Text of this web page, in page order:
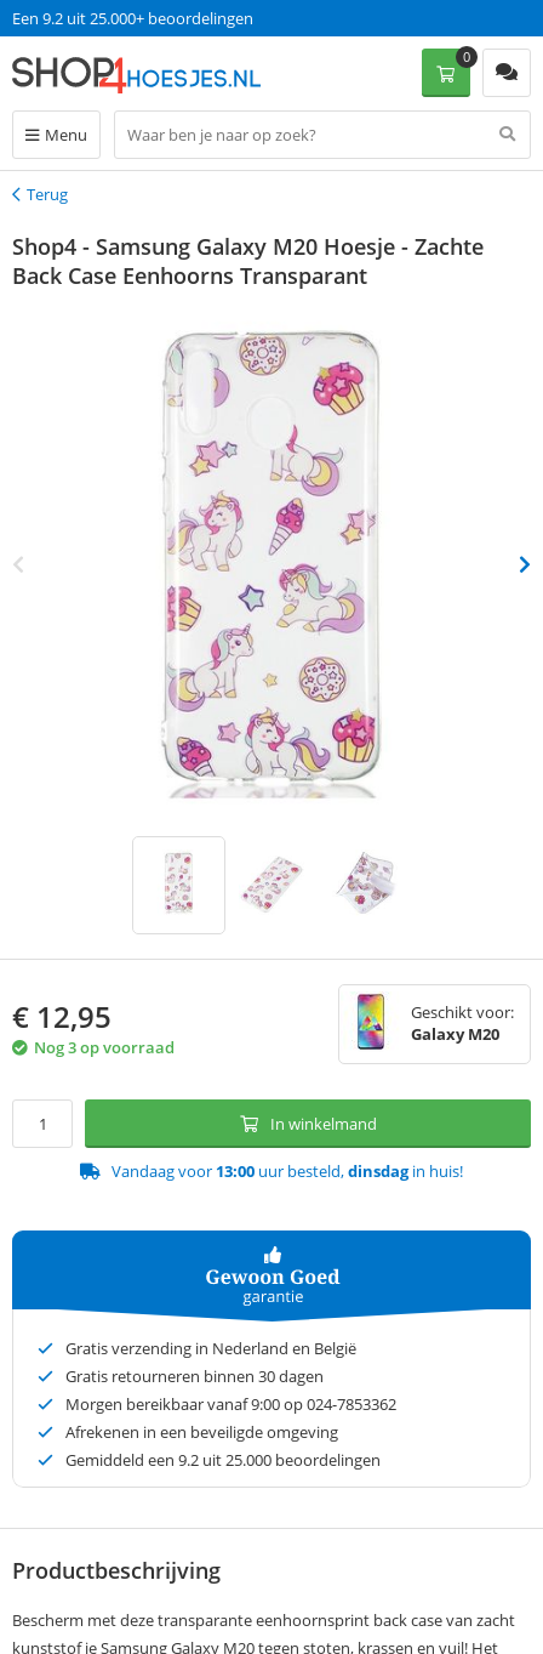
Een 9.2 uit 25.000+ beoordelingen
Menu
0
Terug
Terug
Shop4 - Samsung Galaxy M20 Hoesje - Zachte
Back Case Eenhoorns Transparant
€ 12,95
Nog 3 op voorraad
Geschikt voor:
Galaxy M20
In winkelmand
Vandaag voor 13:00 uur besteld,dinsdagin huis!
Gratis verzending in Nederland en België
Gratis retourneren binnen 30 dagen
Morgen bereikbaar vanaf 9:00 op 024-7853362
Afrekenen in een beveiligde omgeving
Gemiddeld een 9.2 uit 25.000 beoordelingen
Productbeschrijving
Bescherm met deze transparante eenhoornsprint back case van zacht
kunststof je Samsung Galaxy M20 tegen stoten, krassen en vuil! Het